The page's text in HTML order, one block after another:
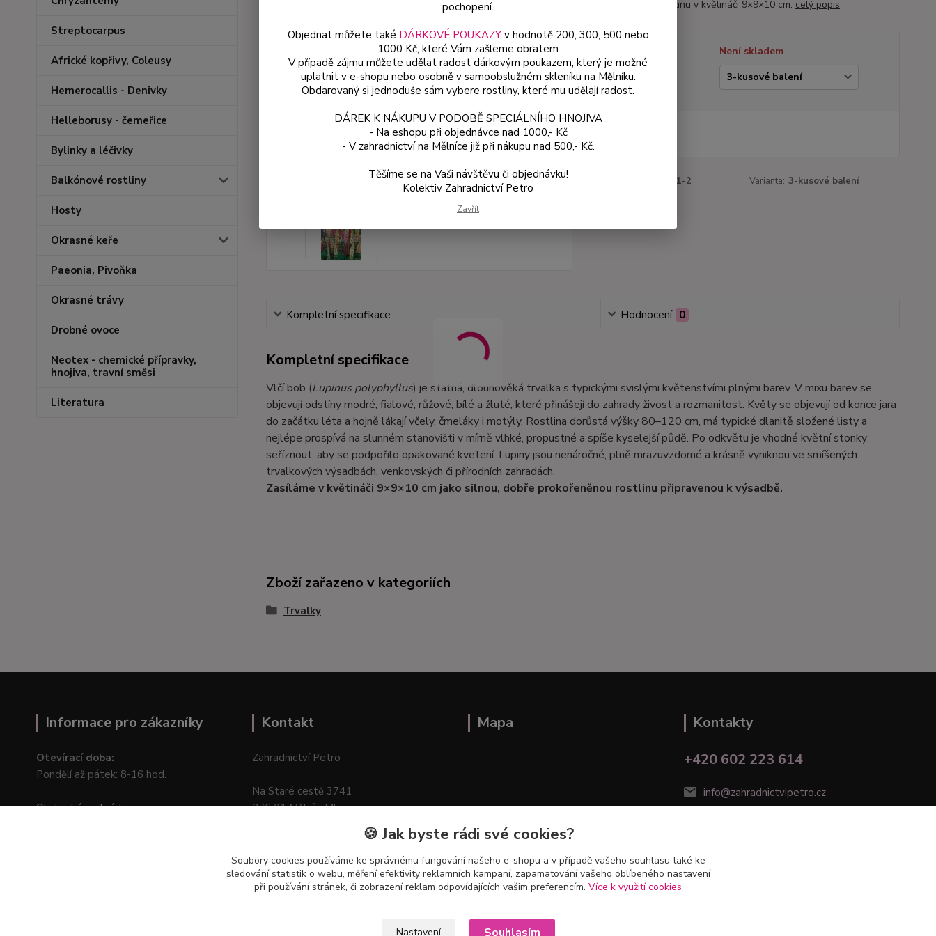
Streptocarpus
Africké kopřivy, Coleusy
Hemerocallis - Denivky
Helleborusy - čemeřice
Bylinky a léčivky
Balkónové rostliny
Hosty
Okrasné keře
Paeonia, Pivoňka
Okrasné trávy
Drobné ovoce
Neotex - chemické přípravky,
hnojiva, travní směsi
Literatura
prokořeněnou rostlinu v květináči 9×9×10 cm. celý popis
Není skladem
Varianta
3011-2 Varianta: 3-kusové balení
Kompletní specifikace Hodnocení 0
Kompletní specifikace
Vlčí bob (Lupinus polyphyllus) je statná, dlouhověká trvalka s typickými svislými květenstvími plnými barev. V mixu barev se
objevují odstíny modré, fialové, růžové, bílé a žluté, které přinášejí do zahrady živost a rozmanitost. Květy se objevují od konce jara
do začátku léta a hojně lákají včely, čmeláky i motýly. Rostlina dorůstá výšky 80–120 cm, má typické dlanitě složené listy a
nejlépe prospívá na slunném stanovišti v mírně vlhké, propustné a spíše kyselejší půdě. Po odkvětu je vhodné květní stonky
seříznout, aby se podpořilo opakované kvetení. Lupiny jsou nenáročné, plně mrazuvzdorné a krásně vyniknou ve smíšených
trvalkových výsadbách, venkovských či přírodních zahradách.
Zasíláme v květináči 9×9×10 cm jako silnou, dobře prokořeněnou rostlinu připravenou k výsadbě.
Zboží zařazeno v kategoriích
Trvalky
Informace pro zákazníky
Otevírací doba:
Pondělí až pátek: 8-16 hod.
Obchodní podmínky
Kontakt
Zahradnictví Petro
Na Staré cestě 3741
276 01 Mělník–Mlazice
Mapa
Kontakty
+420 602 223 614
info@zahradnictvipetro.cz
pochopení.
Objednat můžete také DÁRKOVÉ POUKAZYv hodnotě 200, 300, 500 nebo
1000 Kč, které Vám zašleme obratem
V případě zájmu můžete udělat radost dárkovým poukazem, který je možné
uplatnit v e-shopu nebo osobně v samoobslužném skleníku na Mělníku.
Obdarovaný si jednoduše sám vybere rostliny, které mu udělají radost.
DÁREK K NÁKUPU V PODOBĚ SPECIÁLNÍHO HNOJIVA
- Na eshopu při objednávce nad 1000,- Kč
- V zahradnictví na Mělníce již při nákupu nad 500,- Kč.
Těšíme se na Vaši návštěvu či objednávku!
Kolektiv Zahradnictví Petro
Zavřít
🍪 Jak byste rádi své cookies?
Soubory cookies používáme ke správnému fungování našeho e-shopu a v případě vašeho souhlasu také ke
sledování statistik o webu, měření efektivity reklamních kampaní, zapamatování vašeho oblíbeného nastavení
při používání stránek, či zobrazení reklam odpovídajících vašim preferencím. Více k využití cookies
Nastavení Souhlasím